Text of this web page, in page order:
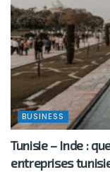
BUSINESS
Tunisie – Inde :
entreprises